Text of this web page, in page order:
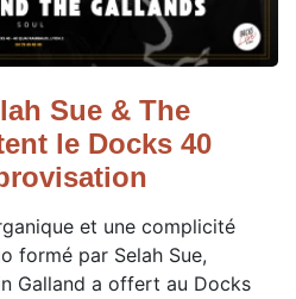
Sue & The
le Docks 40
et une complicité
formé par Selah Sue,
Galland a offert au Docks